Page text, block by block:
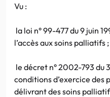
Vu :
la loi n° 99-477 du 9 juin
l’accès aux soins palliatifs ;
le décret n° 2002-793 du
conditions d’exercice des
délivrant des soins